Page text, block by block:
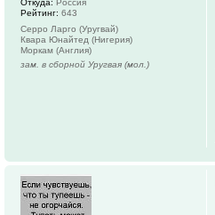
Откуда: Россия
Рейтинг: 643
Серро Ларго (Уругвай)
Квара Юнайтед (Нигерия)
Моркам (Англия)
зам. в сборной Уругвая (мол.)